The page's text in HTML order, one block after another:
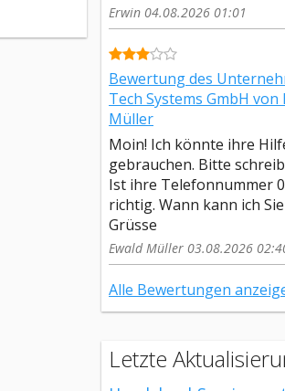
Erwin 04.08.2026 01:01
Bewertung des
Tech Systems GmbH von
Müller
Moin! Ich könnte ihre
gebrauchen. Bitte
Ist ihre Telefonnummer
richtig. Wann kann ich
Grüsse
Ewald Müller 03.08.2026
Alle Bewertungen
Letzte